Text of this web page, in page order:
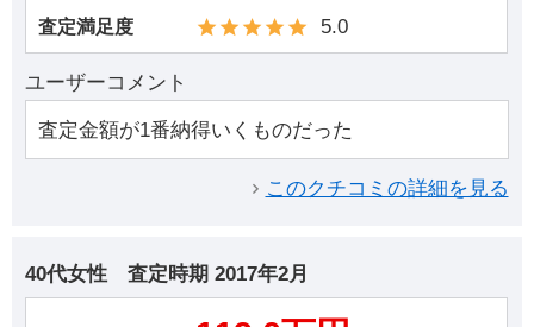
査定満足度 5.0
ユーザーコメント
査定金額が1番納得いくものだった
このクチコミの詳細を見る
40代女性 査定時期 2017年2月